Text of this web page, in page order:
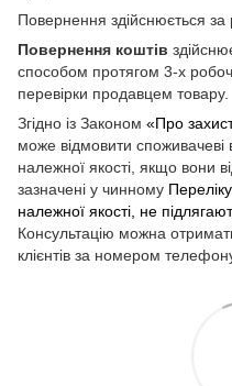
Повернення здійснюється за
Повернення коштів
способом протягом 3-х
перевірки продавцем товару.
Згідно із Законом «Про
може відмовити споживачеві
належної якості, якщо вони
зазначені у чинному
належної якості, не
Консультацію можна
клієнтів за номером